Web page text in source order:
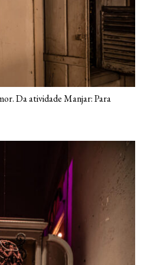
Mosqueira
Da atividade Manjar: Para